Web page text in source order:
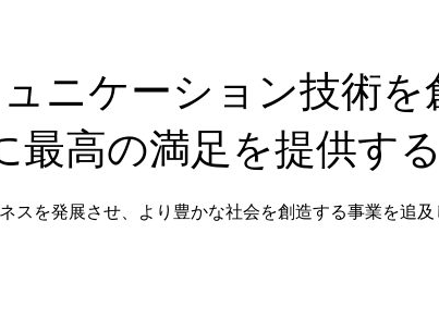
ニケーション技術を
最高の満足を提供する
を発展させ、より豊かな社会を創造する事業を追及